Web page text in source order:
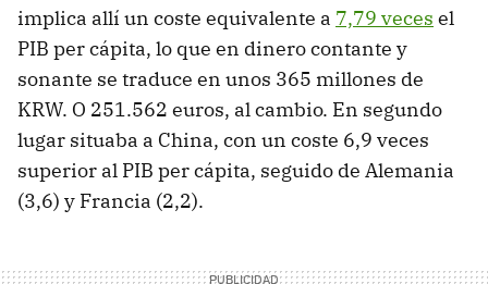
implica allí un coste equivalente a 7,79 veces el
PIB per cápita, lo que en dinero contante y
sonante se traduce en unos 365 millones de
KRW. O 251.562 euros, al cambio. En segundo
lugar situaba a China, con un coste 6,9 veces
superior al PIB per cápita, seguido de Alemania
(3,6) y Francia (2,2).